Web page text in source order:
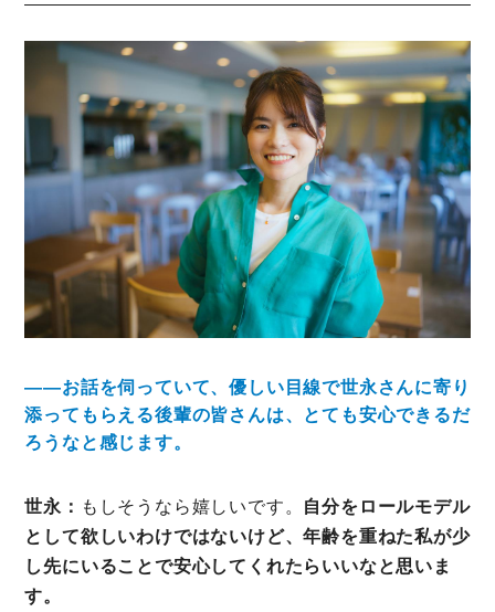
――お話を伺っていて、優しい目線で世永さんに寄り
添ってもらえる後輩の皆さんは、とても安心できるだ
ろうなと感じます。
世永： もしそうなら嬉しいです。 自分をロールモデル
として欲しいわけではないけど、年齢を重ねた私が少
し先にいることで安心してくれたらいいなと思いま
す。